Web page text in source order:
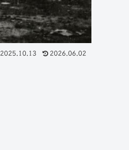
2025.10.13 2026.06.02